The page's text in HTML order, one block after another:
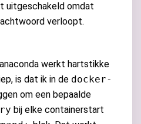
uitgeschakeld omdat
verloopt.
werkt hartstikke
is dat ik in de docker-
om een bepaalde
bij elke containerstart